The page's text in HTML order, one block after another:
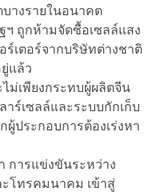
างรายในอนาคต
ถูกห้ามจัดซื้อเซลล์แสง
ร์เตอร์จากบริษัทต่างชาติ
แล้ว
ม่เพียงกระทบผู้ผลิตจีน
ร์เซลล์และระบบกักเก็บ
ผู้ประกอบการต้องเร่งหา
การแข่งขันระหว่าง
โทรคมนาคม เข้าสู่